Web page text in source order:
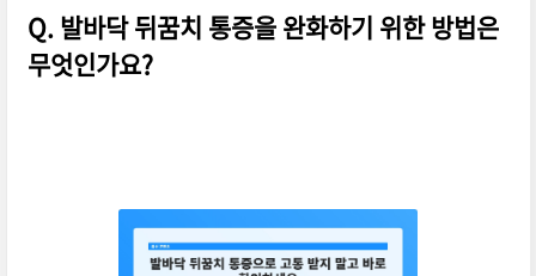
Q. 발바닥 뒤꿈치 통증을 완화하기 위한 방법은
무엇인가요?